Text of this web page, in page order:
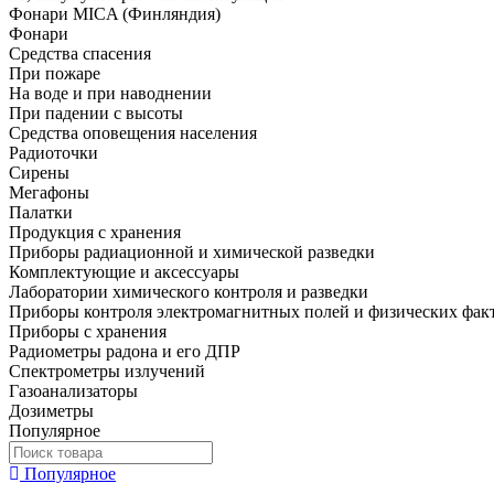
Фонари MICA (Финляндия)
Фонари
Средства спасения
При пожаре
На воде и при наводнении
При падении с высоты
Средства оповещения населения
Радиоточки
Сирены
Мегафоны
Палатки
Продукция с хранения
Приборы радиационной и химической разведки
Комплектующие и аксессуары
Лаборатории химического контроля и разведки
Приборы контроля электромагнитных полей и физических
Приборы с хранения
Радиометры радона и его ДПР
Спектрометры излучений
Газоанализаторы
Дозиметры
Популярное
Популярное